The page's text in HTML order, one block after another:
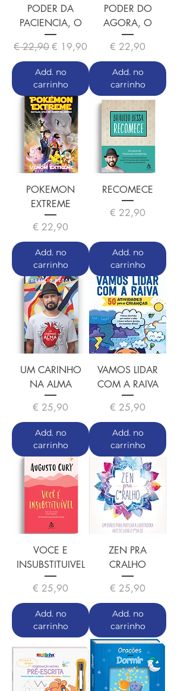
PODER DA
PACIENCIA, O
Preço normal
€ 22,90Preço promocional
€ 19,90
Add. no
carrinho
PODER DO
AGORA, O
Preço
€ 22,90
Add. no
carrinho
POKEMON
EXTREME
Preço
€ 22,90
Add. no
carrinho
RECOMECE
Preço
€ 22,90
Add. no
carrinho
UM CARINHO
NA ALMA
Preço
€ 25,90
Add. no
carrinho
VAMOS LIDAR
COM A RAIVA
Preço
€ 25,90
Add. no
carrinho
VOCE E
INSUBSTITUIVEL
Preço
€ 25,90
Add. no
carrinho
ZEN PRA
CRALHO
Preço
€ 25,90
Add. no
carrinho